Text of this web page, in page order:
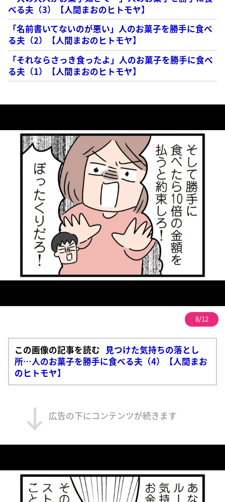
べる夫（3）【人間まおのヒトモヤ】
「名前書いてないのが悪い」人のお菓子を勝手に食べ
る夫（2）【人間まおのヒトモヤ】
「それならさっき食ったよ」人のお菓子を勝手に食べ
る夫（1）【人間まおのヒトモヤ】
8/12
この画像の記事を読む
見つけた気持ちの落とし
所…人のお菓子を勝手に食べる夫（4）【人間まお
のヒトモヤ】
広告の下にコンテンツが続きます